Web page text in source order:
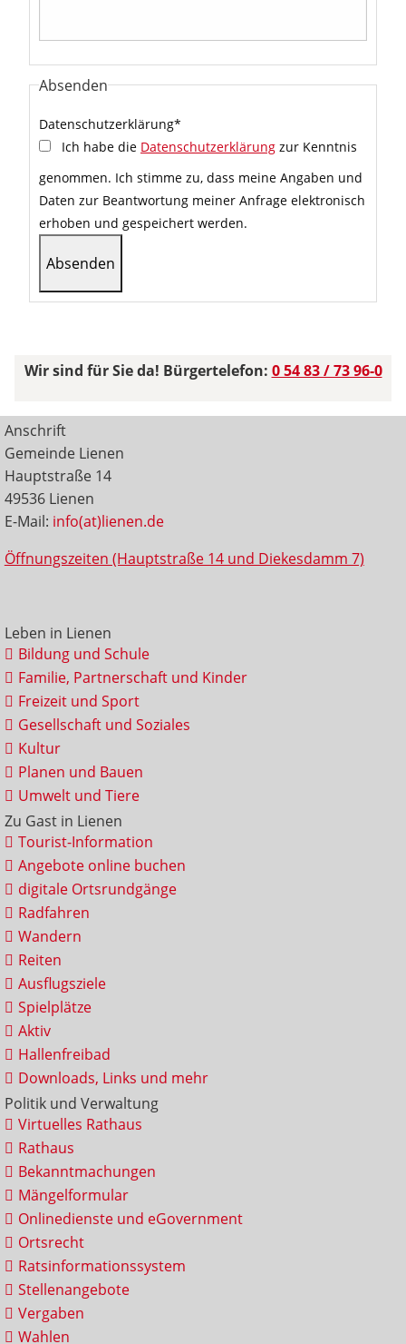
Absenden
Datenschutzerklärung*
Ich habe die Datenschutzerklärung zur Kenntnis
genommen. Ich stimme zu, dass meine Angaben und
Daten zur Beantwortung meiner Anfrage elektronisch
erhoben und gespeichert werden.
Wir sind für Sie da! Bürgertelefon: 0 54 83 / 73 96-0
Anschrift
Gemeinde Lienen
Hauptstraße 14
49536 Lienen
E-Mail: info(at)lienen.de
Öffnungszeiten (Hauptstraße 14 und Diekesdamm 7)
Leben in Lienen
Bildung und Schule
Familie, Partnerschaft und Kinder
Freizeit und Sport
Gesellschaft und Soziales
Kultur
Planen und Bauen
Umwelt und Tiere
Zu Gast in Lienen
Tourist-Information
Angebote online buchen
digitale Ortsrundgänge
Radfahren
Wandern
Reiten
Ausflugsziele
Spielplätze
Aktiv
Hallenfreibad
Downloads, Links und mehr
Politik und Verwaltung
Virtuelles Rathaus
Rathaus
Bekanntmachungen
Mängelformular
Onlinedienste und eGovernment
Ortsrecht
Ratsinformationssystem
Stellenangebote
Vergaben
Wahlen